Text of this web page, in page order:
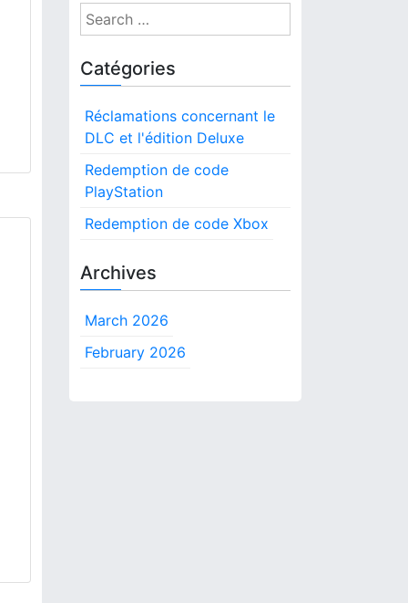
S
e
a
r
h
o
Catégories
Réclamations concernant le
DLC et l'édition Deluxe
Redemption de code
PlayStation
Redemption de code Xbox
Archives
March 2026
February 2026